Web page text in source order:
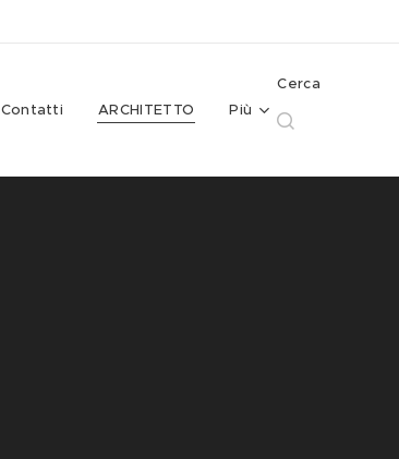
Contatti ARCHITETTO Più
Cerca